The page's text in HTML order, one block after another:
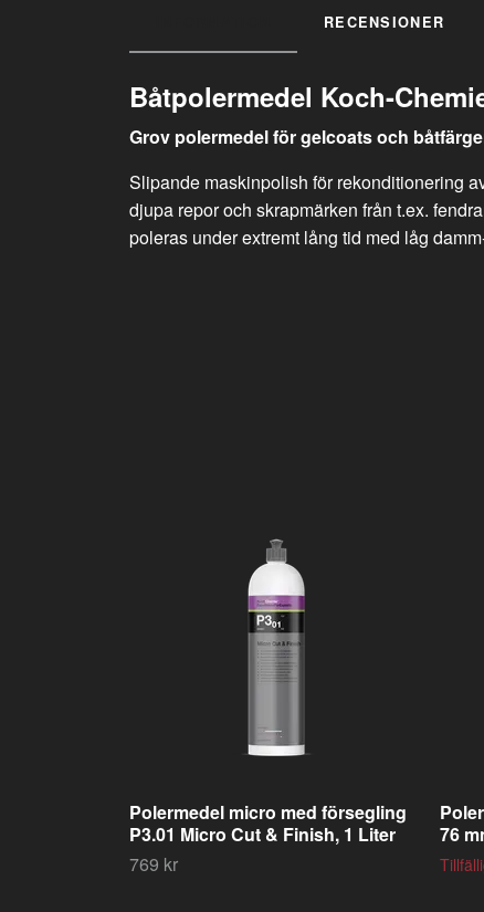
RECENSIONER
Båtpolermedel Koch-
Grov polermedel för gelcoats och
Slipande maskinpolish för rekonditionering
djupa repor och skrapmärken från t.ex.
poleras under extremt lång tid med låg
Polermedel micro med försegling
P3.01 Micro Cut & Finish, 1 Liter
769 kr
76